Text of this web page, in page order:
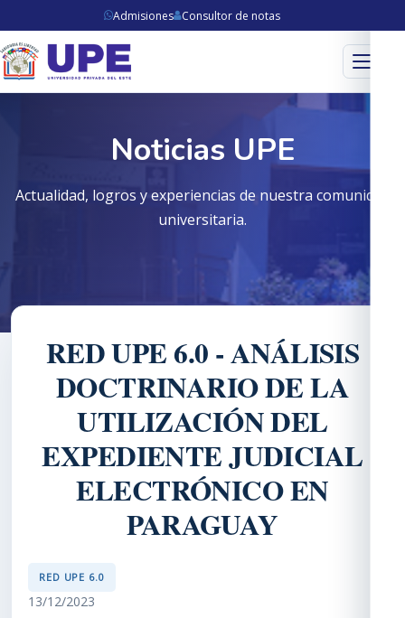
Admisiones Consultor de notas
Menú
Noticias UPE
Actualidad, logros y experiencias de nuestra comunidad
universitaria.
RED UPE 6.0 - ANÁLISIS
DOCTRINARIO DE LA
UTILIZACIÓN DEL
EXPEDIENTE JUDICIAL
ELECTRÓNICO EN
PARAGUAY
RED UPE 6.0
13/12/2023